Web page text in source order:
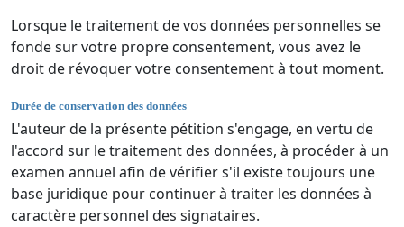
Lorsque le traitement de vos données personnelles se
fonde sur votre propre consentement, vous avez le
droit de révoquer votre consentement à tout moment.
Durée de conservation des données
L'auteur de la présente pétition s'engage, en vertu de
l'accord sur le traitement des données, à procéder à un
examen annuel afin de vérifier s'il existe toujours une
base juridique pour continuer à traiter les données à
caractère personnel des signataires.